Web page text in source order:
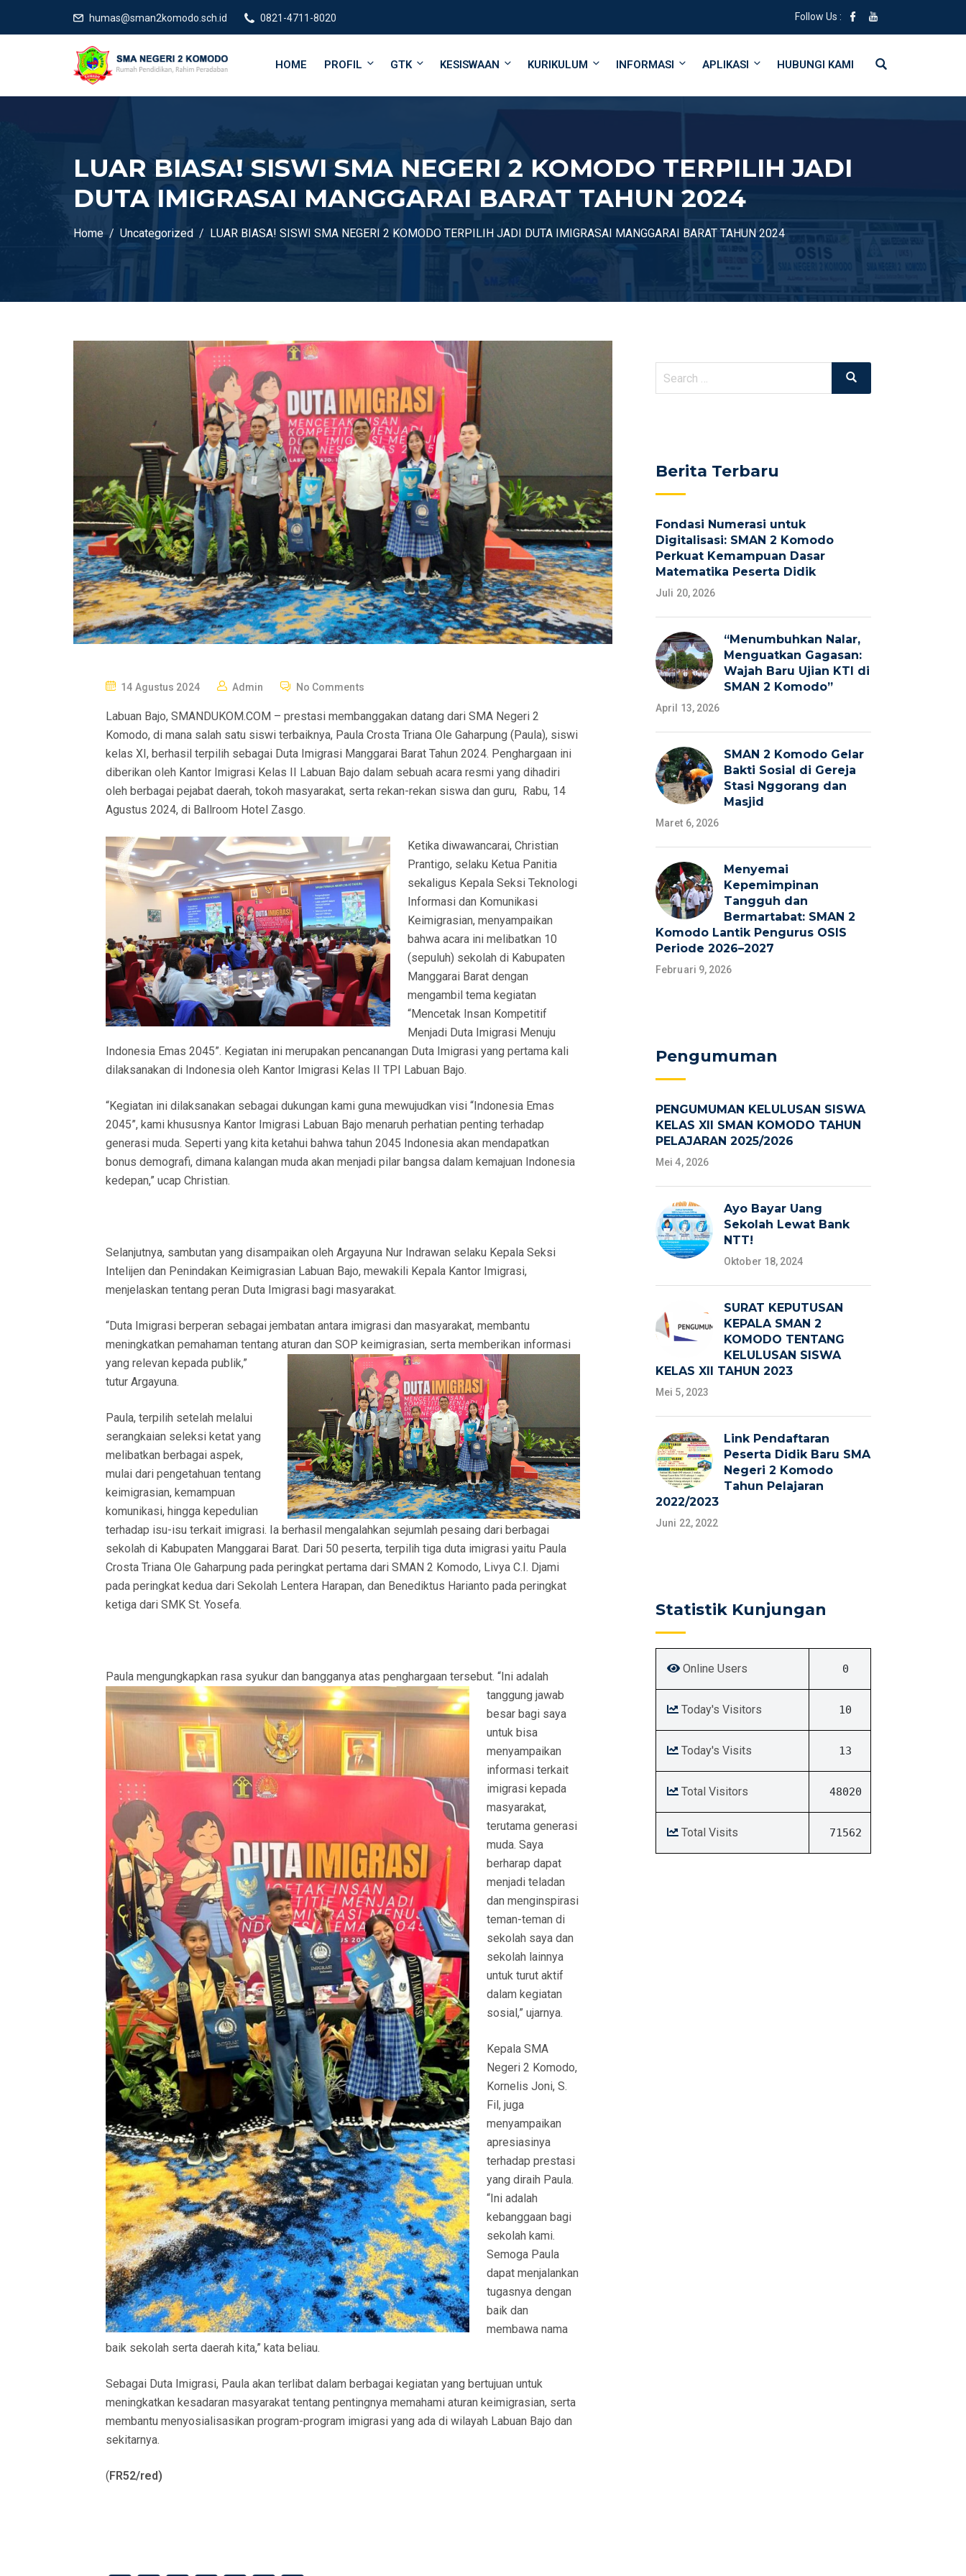
humas@sman2komodo.sch.id 0821-4711-8020 Follow Us :
HOME PROFIL GTK KESISWAAN KURIKULUM INFORMASI APLIKASI HUBUNGI KAMI
LUAR BIASA! SISWI SMA NEGERI 2 KOMODO TERPILIH JADI
DUTA IMIGRASAI MANGGARAI BARAT TAHUN 2024
Home Uncategorized LUAR BIASA! SISWI SMA NEGERI 2 KOMODO TERPILIH JADI DUTA IMIGRASAI MANGGARAI BARAT TAHUN 2024
P
S
T
E
D
O
N
14 Agustus 2024 Admin No Comments
Labuan Bajo, SMANDUKOM.COM – prestasi membanggakan datang dari SMA Negeri 2
Komodo, di mana salah satu siswi terbaiknya, Paula Crosta Triana Ole Gaharpung (Paula), siswi
kelas XI, berhasil terpilih sebagai Duta Imigrasi Manggarai Barat Tahun 2024. Penghargaan ini
diberikan oleh Kantor Imigrasi Kelas II Labuan Bajo dalam sebuah acara resmi yang dihadiri
oleh berbagai pejabat daerah, tokoh masyarakat, serta rekan-rekan siswa dan guru, Rabu, 14
Agustus 2024, di Ballroom Hotel Zasgo.
Ketika diwawancarai, Christian
Prantigo, selaku Ketua Panitia
sekaligus Kepala Seksi Teknologi
Informasi dan Komunikasi
Keimigrasian, menyampaikan
bahwa acara ini melibatkan 10
(sepuluh) sekolah di Kabupaten
Manggarai Barat dengan
mengambil tema kegiatan
“Mencetak Insan Kompetitif
Menjadi Duta Imigrasi Menuju
Indonesia Emas 2045”. Kegiatan ini merupakan pencanangan Duta Imigrasi yang pertama kali
dilaksanakan di Indonesia oleh Kantor Imigrasi Kelas II TPI Labuan Bajo.
“Kegiatan ini dilaksanakan sebagai dukungan kami guna mewujudkan visi “Indonesia Emas
2045”, kami khususnya Kantor Imigrasi Labuan Bajo menaruh perhatian penting terhadap
generasi muda. Seperti yang kita ketahui bahwa tahun 2045 Indonesia akan mendapatkan
bonus demografi, dimana kalangan muda akan menjadi pilar bangsa dalam kemajuan Indonesia
kedepan,” ucap Christian.
Selanjutnya, sambutan yang disampaikan oleh Argayuna Nur Indrawan selaku Kepala Seksi
Intelijen dan Penindakan Keimigrasian Labuan Bajo, mewakili Kepala Kantor Imigrasi,
menjelaskan tentang peran Duta Imigrasi bagi masyarakat.
“Duta Imigrasi berperan sebagai jembatan antara imigrasi dan masyarakat, membantu
meningkatkan pemahaman tentang aturan dan SOP keimigrasian, serta memberikan informasi
yang relevan kepada publik,”
tutur Argayuna.
Paula, terpilih setelah melalui
serangkaian seleksi ketat yang
melibatkan berbagai aspek,
mulai dari pengetahuan tentang
keimigrasian, kemampuan
komunikasi, hingga kepedulian
terhadap isu-isu terkait imigrasi. Ia berhasil mengalahkan sejumlah pesaing dari berbagai
sekolah di Kabupaten Manggarai Barat. Dari 50 peserta, terpilih tiga duta imigrasi yaitu Paula
Crosta Triana Ole Gaharpung pada peringkat pertama dari SMAN 2 Komodo, Livya C.I. Djami
pada peringkat kedua dari Sekolah Lentera Harapan, dan Benediktus Harianto pada peringkat
ketiga dari SMK St. Yosefa.
Paula mengungkapkan rasa syukur dan bangganya atas penghargaan tersebut. “Ini adalah
tanggung jawab
besar bagi saya
untuk bisa
menyampaikan
informasi terkait
imigrasi kepada
masyarakat,
terutama generasi
muda. Saya
berharap dapat
menjadi teladan
dan menginspirasi
teman-teman di
sekolah saya dan
sekolah lainnya
untuk turut aktif
dalam kegiatan
sosial,” ujarnya.
Kepala SMA
Negeri 2 Komodo,
Kornelis Joni, S.
Fil, juga
menyampaikan
apresiasinya
terhadap prestasi
yang diraih Paula.
“Ini adalah
kebanggaan bagi
sekolah kami.
Semoga Paula
dapat menjalankan
tugasnya dengan
baik dan
membawa nama
baik sekolah serta daerah kita,” kata beliau.
Sebagai Duta Imigrasi, Paula akan terlibat dalam berbagai kegiatan yang bertujuan untuk
meningkatkan kesadaran masyarakat tentang pentingnya memahami aturan keimigrasian, serta
membantu menyosialisasikan program-program imigrasi yang ada di wilayah Labuan Bajo dan
sekitarnya.
(FR52/red)
Search
Search
Berita Terbaru
Fondasi Numerasi untuk
Digitalisasi: SMAN 2 Komodo
Perkuat Kemampuan Dasar
Matematika Peserta Didik
Juli 20, 2026
“Menumbuhkan Nalar,
Menguatkan Gagasan:
Wajah Baru Ujian KTI di
SMAN 2 Komodo”
April 13, 2026
SMAN 2 Komodo Gelar
Bakti Sosial di Gereja
Stasi Nggorang dan
Masjid
Maret 6, 2026
Menyemai
Kepemimpinan
Tangguh dan
Bermartabat: SMAN 2
Komodo Lantik Pengurus OSIS
Periode 2026–2027
Februari 9, 2026
Pengumuman
PENGUMUMAN KELULUSAN SISWA
KELAS XII SMAN KOMODO TAHUN
PELAJARAN 2025/2026
Mei 4, 2026
Ayo Bayar Uang
Sekolah Lewat Bank
NTT!
Oktober 18, 2024
SURAT KEPUTUSAN
KEPALA SMAN 2
KOMODO TENTANG
KELULUSAN SISWA
KELAS XII TAHUN 2023
Mei 5, 2023
Link Pendaftaran
Peserta Didik Baru SMA
Negeri 2 Komodo
Tahun Pelajaran
2022/2023
Juni 22, 2022
Statistik Kunjungan
Online Users 0
Today's Visitors 10
Today's Visits 13
Total Visitors 48020
Total Visits 71562